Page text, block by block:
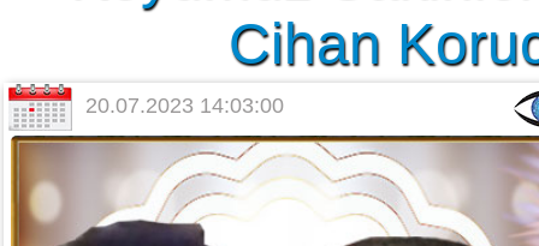
Cihan
20.07.2023 14:03:00